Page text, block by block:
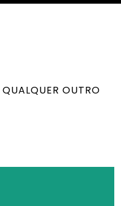
OUTRO